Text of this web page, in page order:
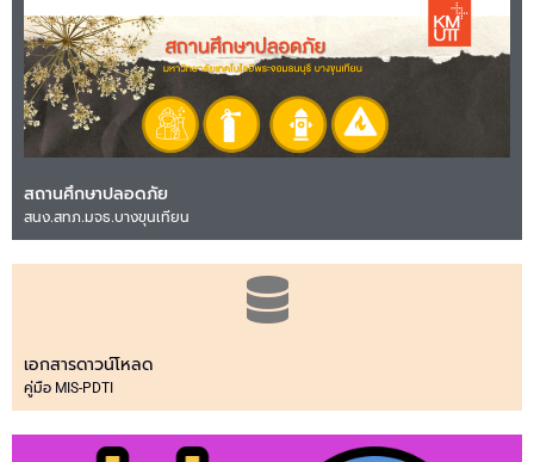
สถานศึกษาปลอดภัย
สนง.สทภ.มจธ.บางขุนเทียน
เอกสารดาวน์โหลด
คู่มือ MIS-PDTI